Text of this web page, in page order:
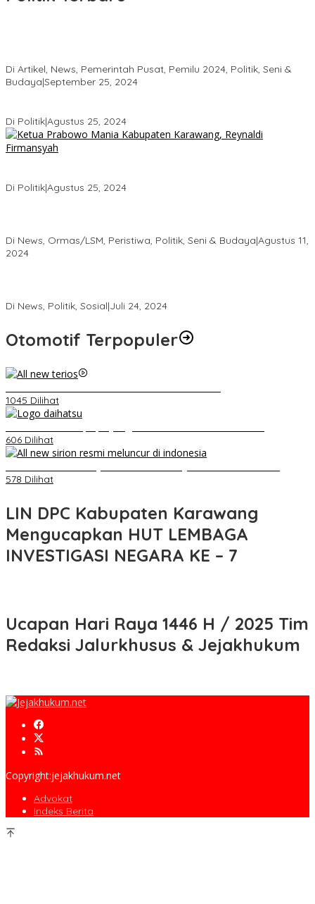
Di Artikel, News, Pemerintah Pusat, Pemilu 2024, Politik, Seni &
Budaya|September 25, 2024
Di Politik|Agustus 25, 2024
Di Politik|Agustus 25, 2024
Di News, Ormas/LSM, Peristiwa, Politik, Seni & Budaya|Agustus 11,
2024
Di News, Politik, Sosial|Juli 24, 2024
Otomotif Terpopuler
1045 Dilihat
606 Dilihat
578 Dilihat
LIN DPC Kabupaten Karawang
Mengucapkan HUT LEMBAGA
INVESTIGASI NEGARA KE – 7
Ucapan Hari Raya 1446 H / 2025 Tim
Redaksi Jalurkhusus & Jejakhukum
Copyright:jejakhukum.net
Advokat
Indeks Berita